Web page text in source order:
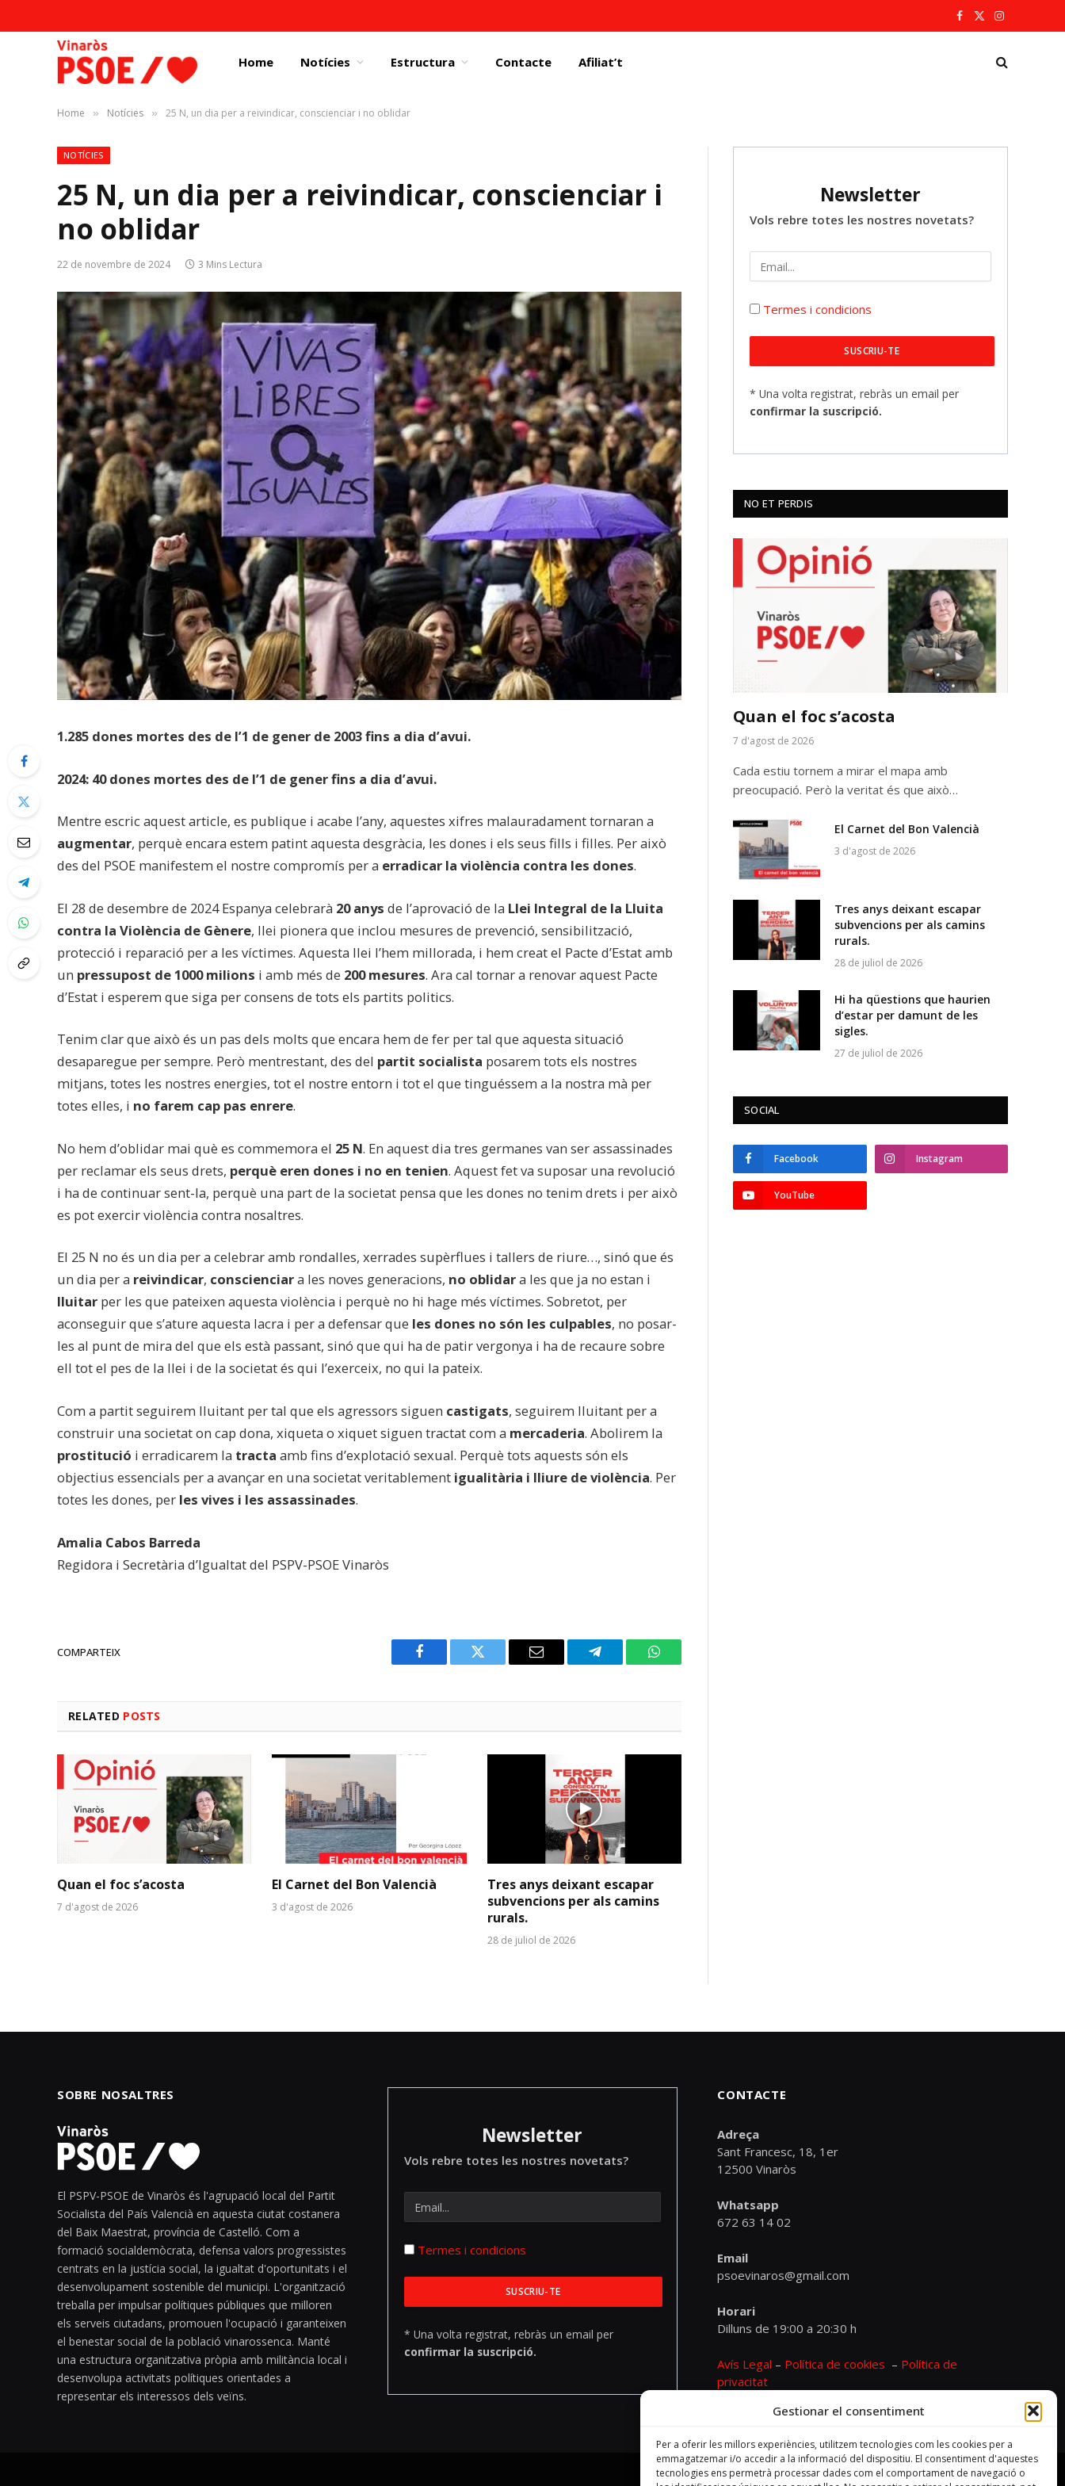
Gestionar el consentiment
Per a oferir les millors experiències, utilitzem tecnologies com les cookies per a
emmagatzemar i/o accedir a la informació del dispositiu. El consentiment d'aquestes
tecnologies ens permetrà processar dades com el comportament de navegació o
Facebook
X
Instagram
Home Notícies Estructura Contacte Afiliat’t
Home » Notícies » 25 N, un dia per a reivindicar, conscienciar i no oblidar
NOTÍCIES
25 N, un dia per a reivindicar, conscienciar i
no oblidar
22 de novembre de 2024 3 Mins Lectura
1.285 dones mortes des de l’1 de gener de 2003 fins a dia d’avui.
2024: 40 dones mortes des de l’1 de gener fins a dia d’avui.
Mentre escric aquest article, es publique i acabe l’any, aquestes xifres malauradament tornaran a
augmentar, perquè encara estem patint aquesta desgràcia, les dones i els seus fills i filles. Per això
des del PSOE manifestem el nostre compromís per a erradicar la violència contra les dones.
El 28 de desembre de 2024 Espanya celebrarà 20 anys de l’aprovació de la Llei Integral de la Lluita
contra la Violència de Gènere, llei pionera que inclou mesures de prevenció, sensibilització,
protecció i reparació per a les víctimes. Aquesta llei l’hem millorada, i hem creat el Pacte d’Estat amb
un pressupost de 1000 milions i amb més de 200 mesures. Ara cal tornar a renovar aquest Pacte
d’Estat i esperem que siga per consens de tots els partits politics.
Tenim clar que això és un pas dels molts que encara hem de fer per tal que aquesta situació
desaparegue per sempre. Però mentrestant, des del partit socialista posarem tots els nostres
mitjans, totes les nostres energies, tot el nostre entorn i tot el que tinguéssem a la nostra mà per
totes elles, i no farem cap pas enrere.
No hem d’oblidar mai què es commemora el 25 N. En aquest dia tres germanes van ser assassinades
per reclamar els seus drets, perquè eren dones i no en tenien. Aquest fet va suposar una revolució
i ha de continuar sent-la, perquè una part de la societat pensa que les dones no tenim drets i per això
es pot exercir violència contra nosaltres.
El 25 N no és un dia per a celebrar amb rondalles, xerrades supèrflues i tallers de riure…, sinó que és
un dia per a reivindicar, conscienciara les noves generacions, no oblidara les que ja no estan i
lluitar per les que pateixen aquesta violència i perquè no hi hage més víctimes. Sobretot, per
aconseguir que s’ature aquesta lacra i per a defensar que les dones no són les culpables, no posar-
les al punt de mira del que els està passant, sinó que qui ha de patir vergonya i ha de recaure sobre
ell tot el pes de la llei i de la societat és qui l’exerceix, no qui la pateix.
Com a partit seguirem lluitant per tal que els agressors siguen castigats, seguirem lluitant per a
construir una societat on cap dona, xiqueta o xiquet siguen tractat com a mercaderia. Abolirem la
prostitució i erradicarem la tracta amb fins d’explotació sexual. Perquè tots aquests són els
objectius essencials per a avançar en una societat veritablement igualitària i lliure de violència. Per
totes les dones, per les vives i les assassinades.
Amalia Cabos Barreda
Regidora i Secretària d’Igualtat del PSPV-PSOE Vinaròs
COMPARTEIX
Facebook Twitter Email Telegram WhatsApp
RELATED POSTS
Quan el foc s’acosta
7 d'agost de 2026
El Carnet del Bon Valencià
3 d'agost de 2026
Tres anys deixant escapar
subvencions per als camins
rurals.
28 de juliol de 2026
Newsletter
Vols rebre totes les nostres novetats?
Termes i condicions
* Una volta registrat, rebràs un email per
confirmar la suscripció.
NO ET PERDIS
Quan el foc s’acosta
7 d'agost de 2026
Cada estiu tornem a mirar el mapa amb
preocupació. Però la veritat és que això…
El Carnet del Bon Valencià
3 d'agost de 2026
Tres anys deixant escapar
subvencions per als camins
rurals.
28 de juliol de 2026
Hi ha qüestions que haurien
d’estar per damunt de les
sigles.
27 de juliol de 2026
SOCIAL
Facebook Instagram
YouTube
SOBRE NOSALTRES
El PSPV-PSOE de Vinaròs és l'agrupació local del Partit
Socialista del País Valencià en aquesta ciutat costanera
del Baix Maestrat, província de Castelló. Com a
formació socialdemòcrata, defensa valors progressistes
centrats en la justícia social, la igualtat d'oportunitats i el
desenvolupament sostenible del municipi. L'organització
treballa per impulsar polítiques públiques que milloren
els serveis ciutadans, promouen l'ocupació i garanteixen
el benestar social de la població vinarossenca. Manté
una estructura organitzativa pròpia amb militància local i
desenvolupa activitats polítiques orientades a
representar els interessos dels veïns.
Newsletter
Vols rebre totes les nostres novetats?
Termes i condicions
* Una volta registrat, rebràs un email per
confirmar la suscripció.
CONTACTE
Adreça
Sant Francesc, 18, 1er
12500 Vinaròs
Whatsapp
672 63 14 02
Email
psoevinaros@gmail.com
Horari
Dilluns de 19:00 a 20:30 h
Avís Legal – Política de cookies – Política de
privacitat